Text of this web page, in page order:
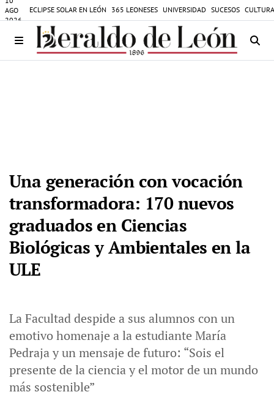
AGO
2026
ECLIPSE SOLAR EN LEÓN 365 LEONESES UNIVERSIDAD SUCESOS
Una generación con vocación
transformadora: 170 nuevos
graduados en Ciencias
Biológicas y Ambientales en la
ULE
La Facultad despide a sus alumnos con un
emotivo homenaje a la estudiante María
Pedraja y un mensaje de futuro: “Sois el
presente de la ciencia y el motor de un mundo
más sostenible”